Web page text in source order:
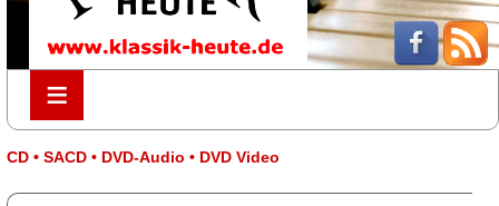
≡
≡
CD • SACD • DVD-Audio • DVD Video